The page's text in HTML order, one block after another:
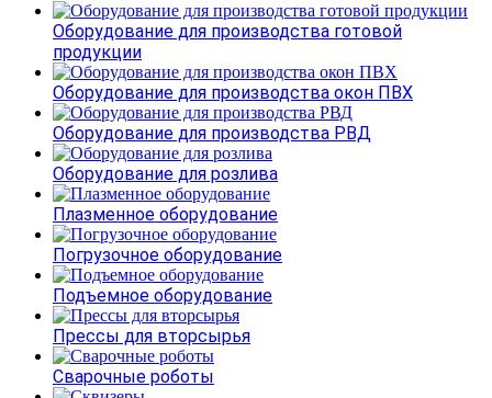
Оборудование для производства готовой
продукции
Оборудование для производства окон ПВХ
Оборудование для производства РВД
Оборудование для розлива
Плазменное оборудование
Погрузочное оборудование
Подъемное оборудование
Прессы для вторсырья
Сварочные роботы